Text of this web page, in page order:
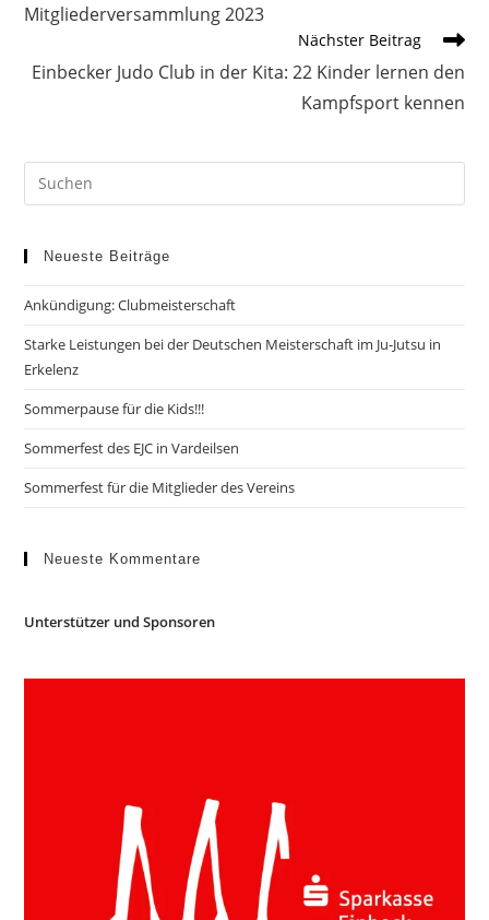
ansehen
Mitgliederversammlung 2023
Nächster Beitrag
Einbecker Judo Club in der Kita: 22 Kinder lernen den
Kampfsport kennen
Neueste Beiträge
Ankündigung: Clubmeisterschaft
Starke Leistungen bei der Deutschen Meisterschaft im Ju-Jutsu in
Erkelenz
Sommerpause für die Kids!!!
Sommerfest des EJC in Vardeilsen
Sommerfest für die Mitglieder des Vereins
Neueste Kommentare
Unterstützer und Sponsoren